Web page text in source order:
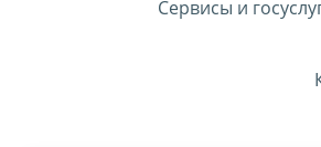
Сервисы и